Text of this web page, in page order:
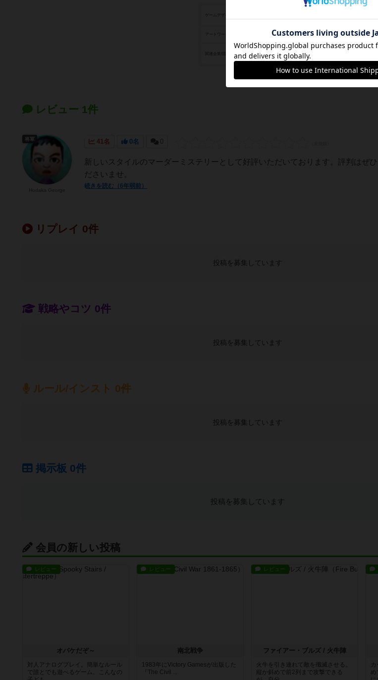
ゲームデザイン
未登録
ジョイマダ
レビュー 1件
41名 0名 0
新しいスタイルのマーダーミステリーとして好評いただいております。評判はぜ
ださいませ。
続きを読む（6年弱前）
将軍
リプレイ 0件
投稿を募集しています
戦略やコツ 0件
投稿を募集しています
ルール/インスト 0件
投稿を募集しています
掲示板 0件
投稿を募集しています
会員の新しい投稿
レビュー
オバケだぞ～
対人アナログプレイ。簡単なルール
で誰とでも遊べるゲーム。こんなの
レビュー
南北戦争
1983年にVictory Gamesが出版した
『The Civil ...
レビュー
ファイアー・ブルズ / 火牛陣
火牛を引き連れて敵を殲滅させる。
縦か斜めで前2列まで攻撃できる
め